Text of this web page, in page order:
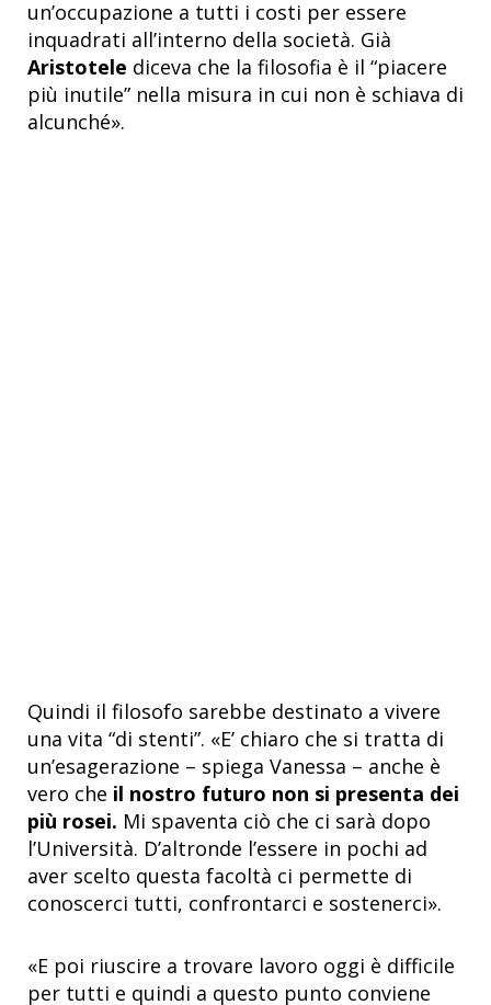
un’occupazione a tutti i costi per essere
inquadrati all’interno della società. Già
Aristotele diceva che la filosofia è il “piacere
più inutile” nella misura in cui non è schiava di
alcunché».
Quindi il filosofo sarebbe destinato a vivere
una vita “di stenti”. «E’ chiaro che si tratta di
un’esagerazione – spiega Vanessa – anche è
vero che il nostro futuro non si presenta dei
più rosei. Mi spaventa ciò che ci sarà dopo
l’Università. D’altronde l’essere in pochi ad
aver scelto questa facoltà ci permette di
conoscerci tutti, confrontarci e sostenerci».
«E poi riuscire a trovare lavoro oggi è difficile
per tutti e quindi a questo punto conviene